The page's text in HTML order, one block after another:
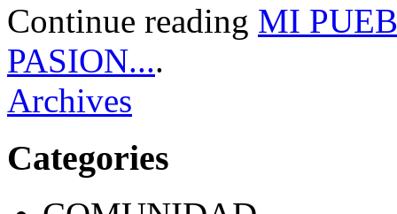
Continue reading MI
PASION....
Archives
Categories